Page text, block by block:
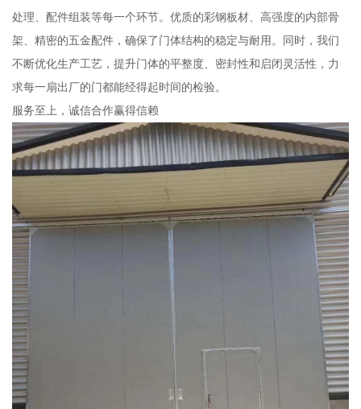
处理、配件组装等每一个环节。优质的彩钢板材、高强度的内部骨
架、精密的五金配件，确保了门体结构的稳定与耐用。同时，我们
不断优化生产工艺，提升门体的平整度、密封性和启闭灵活性，力
求每一扇出厂的门都能经得起时间的检验。
服务至上，诚信合作赢得信赖